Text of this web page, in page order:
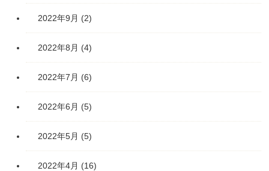
2022年9月 (2)
2022年8月 (4)
2022年7月 (6)
2022年6月 (5)
2022年5月 (5)
2022年4月 (16)